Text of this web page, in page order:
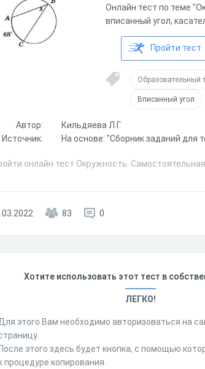
Онлайн тест по теме
вписанный угол,
Пройти тест
Образовательный
Вписанный угол
Автор:
Кильдяева Л.Г.
Источник:
На основе: "Сборник заданий для
онлайн тест Окружность.
83 0
Хотите использовать этот тест в
ЛЕГКО!
этого Вам необходимо авторизоваться на
После этого здесь будет кнопка, с помощью
процедуре копирования.